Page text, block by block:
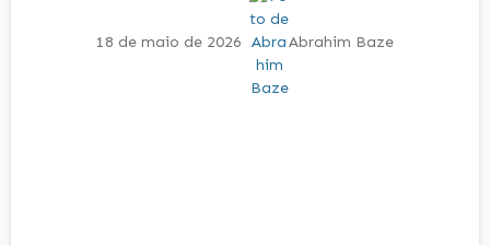
18 de maio de 2026 Abrahim Baze